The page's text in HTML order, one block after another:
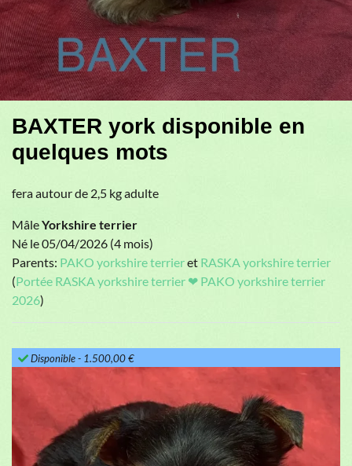
Disponible- 1.500,00 €
BAXTER york disponible en
quelques mots
fera autour de 2,5 kg adulte
MâleYorkshire terrier
Né le 05/04/2026 (4 mois)
Parents: PAKO yorkshire terrieret RASKA yorkshire terrier
(Portée RASKA yorkshire terrier ❤ PAKO yorkshire terrier
2026)